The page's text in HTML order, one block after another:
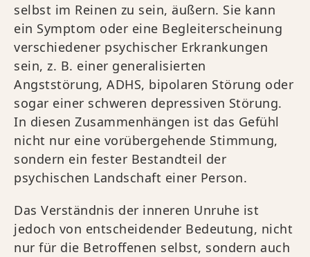
selbst im Reinen zu sein, äußern. Sie kann
ein Symptom oder eine Begleiterscheinung
verschiedener psychischer Erkrankungen
sein, z. B. einer generalisierten
Angststörung, ADHS, bipolaren Störung oder
sogar einer schweren depressiven Störung.
In diesen Zusammenhängen ist das Gefühl
nicht nur eine vorübergehende Stimmung,
sondern ein fester Bestandteil der
psychischen Landschaft einer Person.
Das Verständnis der inneren Unruhe ist
jedoch von entscheidender Bedeutung, nicht
nur für die Betroffenen selbst, sondern auch